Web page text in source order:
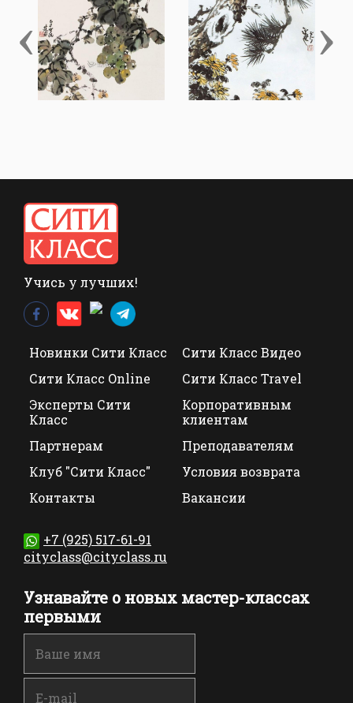
‹ ›
Учись у лучших!
Новинки Сити Класс
Сити Класс Видео
Сити Класс Online
Сити Класс Travel
Эксперты Сити
Класс
Корпоративным
клиентам
Партнерам
Преподавателям
Клуб "Сити Класс"
Условия возврата
Контакты
Вакансии
+7 (925) 517-61-91
cityclass@cityclass.ru
Узнавайте о новых мастер-классах
первыми